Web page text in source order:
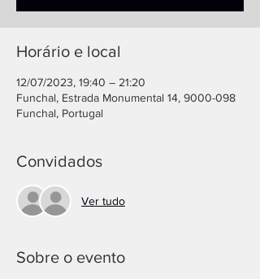
Horário e local
12/07/2023, 19:40 – 21:20
Funchal, Estrada Monumental 14, 9000-098
Funchal, Portugal
Convidados
Ver tudo
Sobre o evento